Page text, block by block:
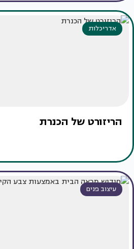
אדריכלות
הריזורט של הכנרת
עיצוב פנים